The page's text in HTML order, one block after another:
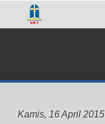
Kamis, 16 April 2015